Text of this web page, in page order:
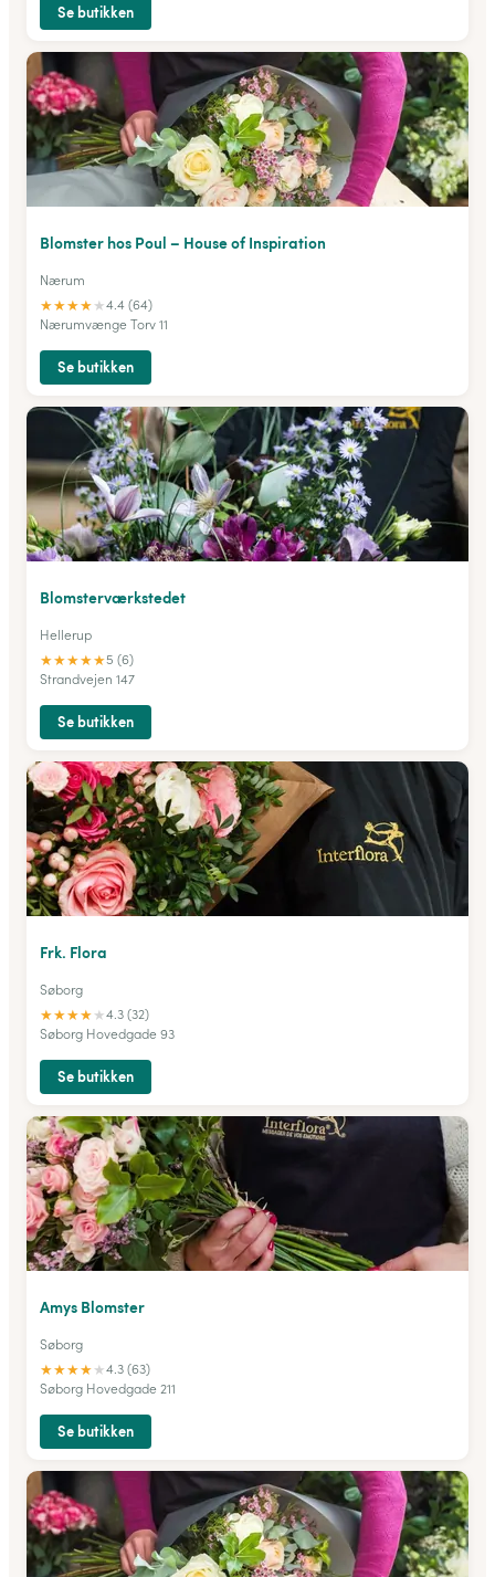
Se butikken
Blomster hos Poul – House of Inspiration
Nærum
★★★★★4.4 (64)
Nærumvænge Torv 11
Se butikken
Blomsterværkstedet
Hellerup
★★★★★5 (6)
Strandvejen 147
Se butikken
Frk. Flora
Søborg
★★★★★4.3 (32)
Søborg Hovedgade 93
Se butikken
Amys Blomster
Søborg
★★★★★4.3 (63)
Søborg Hovedgade 211
Se butikken